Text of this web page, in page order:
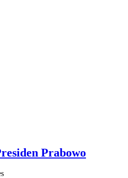
Prabowo